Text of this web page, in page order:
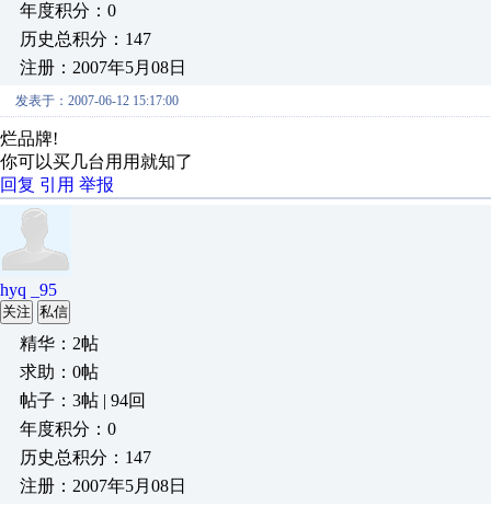
年度积分：0
历史总积分：147
注册：2007年5月08日
发表于：2007-06-12 15:17:00
烂品牌!
你可以买几台用用就知了
回复 引用 举报
hyq _95
关注 私信
精华：2帖
求助：0帖
帖子：3帖 | 94回
年度积分：0
历史总积分：147
注册：2007年5月08日